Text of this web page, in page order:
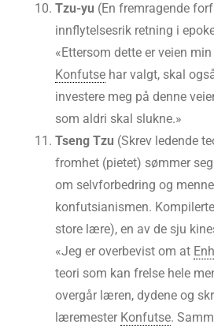
Tzu-yu (En fremragende
innflytelsesrik retning i
«Ettersom dette er veien
Konfutse har valgt, skal
investere meg på denne
som aldri skal slukne.»
Tseng Tzu (Skrev ledende
fromhet (pietet) sømmer
om selvforbedring og
konfutsianismen.
store lære), en av de sju
«Jeg er overbevist om at
teori som kan frelse hele
overgår læren, dydene og
læremester Konfutse.